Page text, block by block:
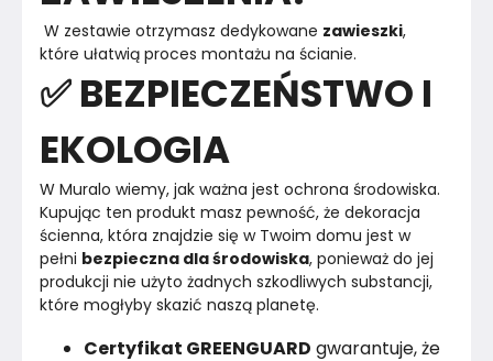
W zestawie otrzymasz dedykowane zawieszki,
które ułatwią proces montażu na ścianie.
✅ BEZPIECZEŃSTWO I
EKOLOGIA
W Muralo wiemy, jak ważna jest ochrona środowiska.
Kupując ten produkt masz pewność, że dekoracja
ścienna, która znajdzie się w Twoim domu jest w
pełni bezpieczna dla środowiska, ponieważ do jej
produkcji nie użyto żadnych szkodliwych substancji,
Certyfikat GREENGUARD gwarantuje, że